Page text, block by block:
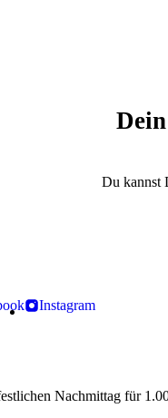
Du kannst
Instagram
Nachmittag für